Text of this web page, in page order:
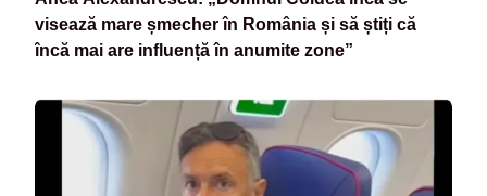
visează mare șmecher în România și să știți că
încă mai are influență în anumite zone”